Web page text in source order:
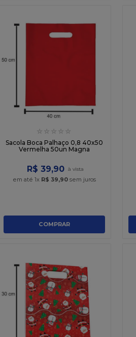
☆ ☆ ☆ ☆ ☆
Sacola Boca Palhaço 0,8 40x50
Vermelha 50un Magna
R$ 39,90
em até 1x R$ 39,90 sem juros
COMPRAR